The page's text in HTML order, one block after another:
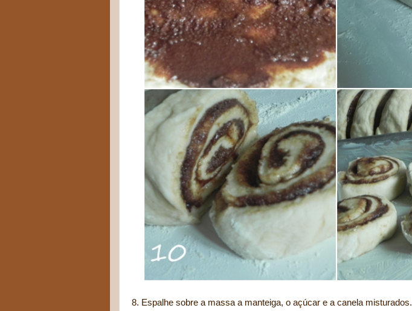
8. Espalhe sobre a massa a manteiga, o açúcar e a canela misturados.